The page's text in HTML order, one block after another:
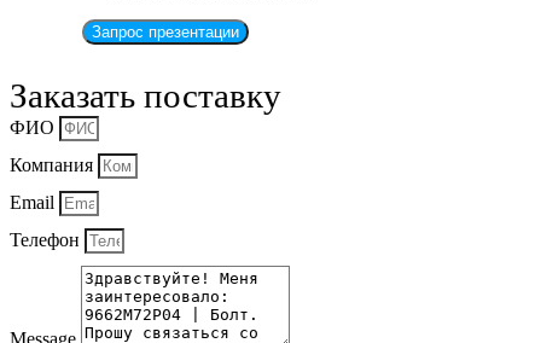
Запрос презентации
Заказать поставку
ФИО
Компания
Email
Телефон
Message